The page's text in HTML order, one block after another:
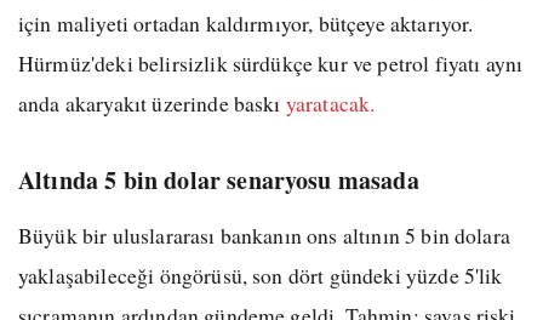
için maliyeti ortadan kaldırmıyor, bütçeye aktarıyor.
Hürmüz'deki belirsizlik sürdükçe kur ve petrol fiyatı aynı
anda akaryakıt üzerinde baskı yaratacak.
Altında 5 bin dolar senaryosu masada
Büyük bir uluslararası bankanın ons altının 5 bin dolara
yaklaşabileceği öngörüsü, son dört gündeki yüzde 5'lik